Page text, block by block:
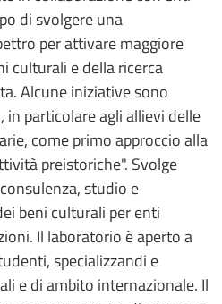
di svolgere una
per attivare maggiore
culturali e della ricerca
Alcune iniziative sono
in particolare agli allievi delle
come primo approccio alla
preistoriche". Svolge
studio e
beni culturali per enti
Il laboratorio è aperto a
specializzandi e
e di ambito internazionale. Il